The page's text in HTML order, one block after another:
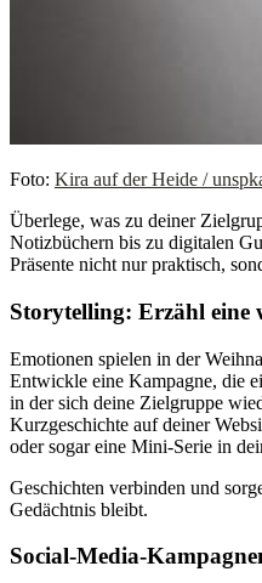
Foto: Kira auf der Heide /
Überlege, was zu deiner
Notizbüchern bis zu digitalen
Präsente nicht nur praktisch,
Storytelling: Erzähl eine
Emotionen spielen in der
Entwickle eine Kampagne, die
in der sich deine Zielgruppe
Kurzgeschichte auf deiner
oder sogar eine Mini-Serie in
Geschichten verbinden und
Gedächtnis bleibt.
Social-Media-